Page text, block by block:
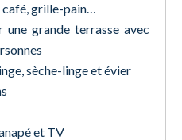
café, grille-pain…
une grande terrasse avec
sèche-linge et évier
et TV